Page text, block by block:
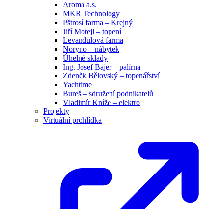
Aroma a.s.
MKR Technology
Pštrosí farma – Krejný
Jiří Motejl – topení
Levandulová farma
Noryno – nábytek
Úhelné sklady
Ing. Josef Bajer – palírna
Zdeněk Bělovský – topenářství
Yachtime
Bureš – sdružení podnikatelů
Vladimír Kníže – elektro
Projekty
Virtuální prohlídka